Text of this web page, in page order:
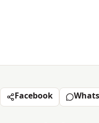
Facebook